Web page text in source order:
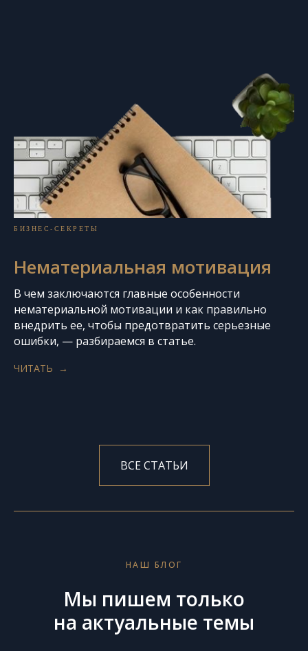
БИЗНЕС-СЕКРЕТЫ
Нематериальная мотивация
В чем заключаются главные особенности
нематериальной мотивации и как правильно
внедрить ее, чтобы предотвратить серьезные
ошибки, — разбираемся в статье.
ЧИТАТЬ
ВСЕ СТАТЬИ
НАШ БЛОГ
Мы пишем только
на актуальные темы